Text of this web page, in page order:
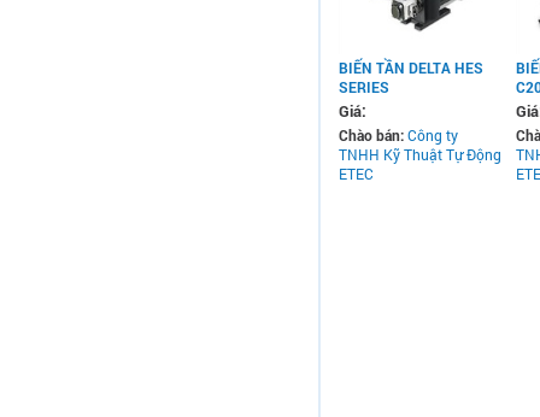
BIẾN TẦN DELTA HES
SERIES
Giá:
Chào bán:Công ty
TNHH Kỹ Thuật Tự Động
ETEC